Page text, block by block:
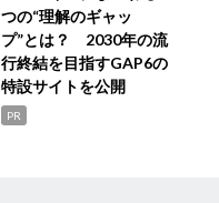
つの“理解のギャッ
プ”とは？ 2030年の流
行終結を目指すGAP6の
特設サイトを公開
PR